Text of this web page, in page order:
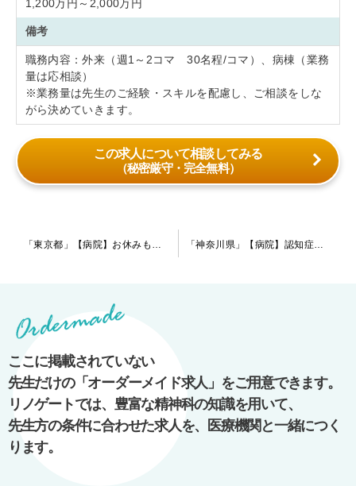
1,200万円～2,000万円
備考
職務内容：外来（週1～2コマ 30名程/コマ）、病棟（業務
量は応相談）
※業務量は先生のご経験・スキルを配慮し、ご相談をしな
がら決めていきます。
この求人について相談してみる
（秘密厳守・完全無料）
ゲ
シ
ョ
ン
「東京都」【病院】お休みも多く週4日勤務も可能です。2021年2月頃から入職が可能な指定医の先生、お待ち致しております。 「神奈川県」【病院】認知症の患者様がメインの病院です。ワークライフバランスを考えながらの勤務が可能！現在は指定医の先生を募集中で週4日～ご相談が可能です。
ここに掲載されていない
先生だけの「オーダーメイド求人」をご用意できます。
リノゲートでは、豊富な精神科の知識を用いて、
先生方の条件に合わせた求人を、医療機関と一緒につく
ります。